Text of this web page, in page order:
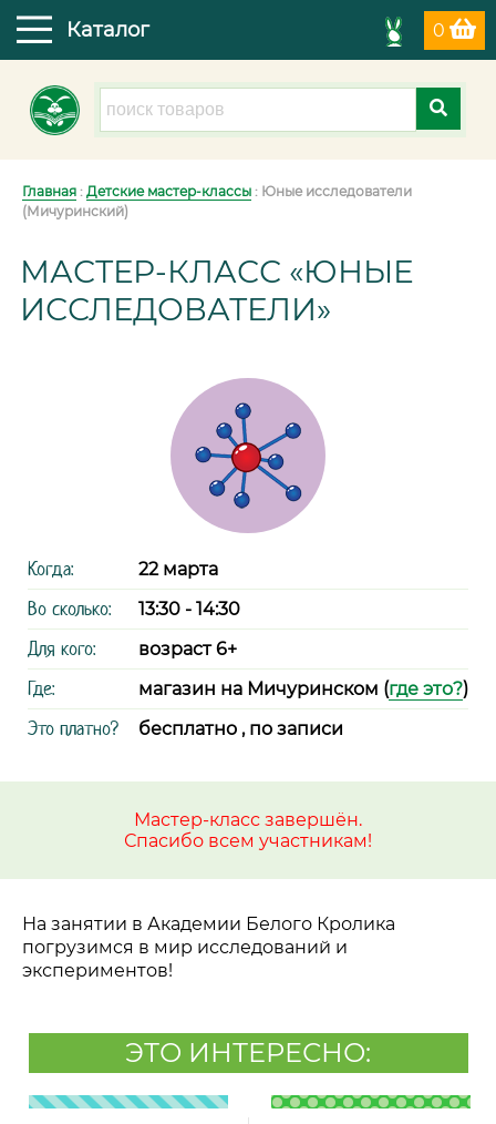
0
Каталог
Главная : Детские мастер-классы : Юные исследователи
(Мичуринский)
МАСТЕР-КЛАСС «ЮНЫЕ
ИССЛЕДОВАТЕЛИ»
Когда: 22 марта
Во сколько: 13:30 - 14:30
Для кого: возраст 6+
Где: магазин на Мичуринском (где это?)
Это платно? бесплатно , по записи
Мастер-класс завершён.
Спасибо всем участникам!
На занятии в Академии Белого Кролика
погрузимся в мир исследований и
экспериментов!
ЭТО ИНТЕРЕСНО: